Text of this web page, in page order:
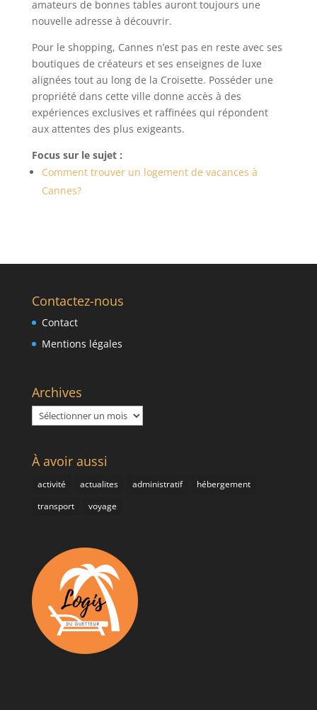
amateurs de bonnes tables auront toujours une
nouvelle adresse à découvrir.
Pour le shopping, Cannes n’est pas en reste avec ses
boutiques de créateurs et ses enseignes de luxe
alignées tout au long de la Croisette. Posséder une
propriété dans cette ville donne accès à des
expériences exclusives et raffinées qui répondent
aux attentes des plus exigeants.
Focus sur le sujet :
Comment trouver un logement de vacances à
Cannes?
Contactez-nous
Contact
Mentions légales
Archives
Archives
À avoir aussi
activité actualites administratif
hébergement
transport
voyage